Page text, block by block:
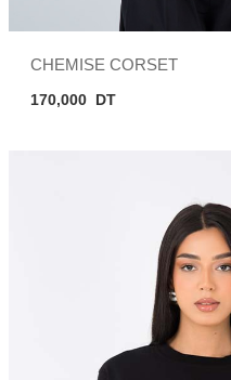
CHEMISE CORSET
170,000 DT